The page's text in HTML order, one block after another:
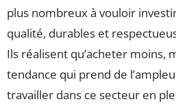
plus nombreux à vouloir
qualité, durables et
Ils réalisent qu’acheter moins,
tendance qui prend de
travailler dans ce secteur en